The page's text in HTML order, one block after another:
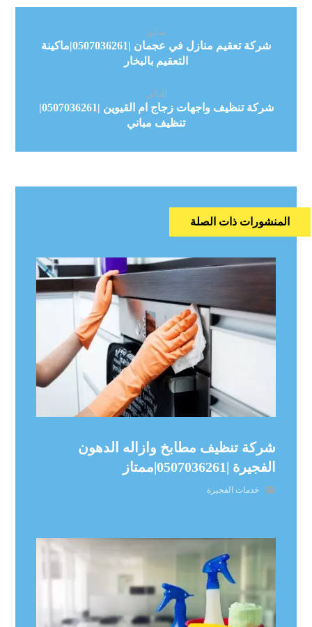
سابق
شركة تعقيم منازل في عجمان |0507036261|ماكينة
التعقيم بالبخار
التالي
شركة تنظيف واجهات زجاج ام القيوين |0507036261|
تنظيف مباني
المنشورات ذات الصلة
شركة تنظيف مطابخ وازاله الدهون
الفجيرة |0507036261|ممتاز
خدمات الفجيرة